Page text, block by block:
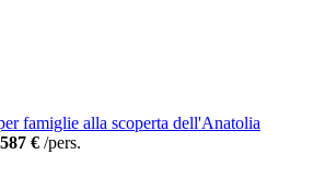
famiglie alla scoperta dell'Anatolia
€ /pers.